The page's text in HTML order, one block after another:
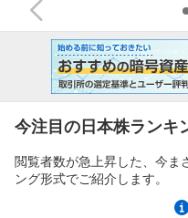
今注目の日本株ランキ
閲覧者数が急上昇した、今ま
ング形式でご紹介します。